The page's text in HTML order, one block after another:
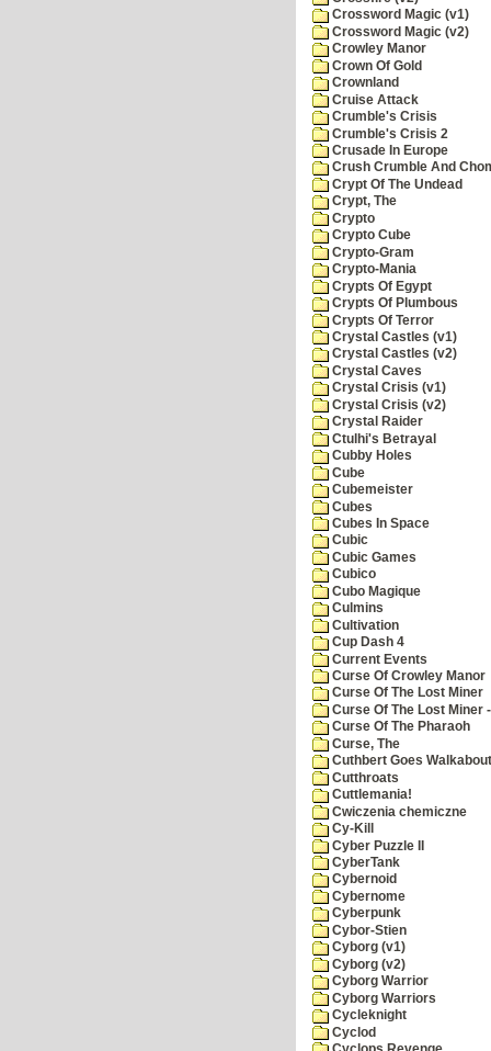
Crossword Magic (v1)
Crossword Magic (v2)
Crowley Manor
Crown Of Gold
Crownland
Cruise Attack
Crumble's Crisis
Crumble's Crisis 2
Crusade In Europe
Crush Crumble And
Crypt Of The Undead
Crypt, The
Crypto
Crypto Cube
Crypto-Gram
Crypto-Mania
Crypts Of Egypt
Crypts Of Plumbous
Crypts Of Terror
Crystal Castles (v1)
Crystal Castles (v2)
Crystal Caves
Crystal Crisis (v1)
Crystal Crisis (v2)
Crystal Raider
Ctulhi's Betrayal
Cubby Holes
Cube
Cubemeister
Cubes
Cubes In Space
Cubic
Cubic Games
Cubico
Cubo Magique
Culmins
Cultivation
Cup Dash 4
Current Events
Curse Of Crowley Manor
Curse Of The Lost Miner
Curse Of The Lost Miner
Curse Of The Pharaoh
Curse, The
Cuthbert Goes Walkabout
Cutthroats
Cuttlemania!
Cwiczenia chemiczne
Cy-Kill
Cyber Puzzle II
CyberTank
Cybernoid
Cybernome
Cyberpunk
Cybor-Stien
Cyborg (v1)
Cyborg (v2)
Cyborg Warrior
Cyborg Warriors
Cycleknight
Cyclod